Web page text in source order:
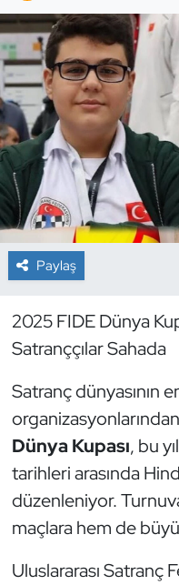
Paylaş
2025 FIDE Dünya
Satranççılar Sahada
Satranç dünyasının
Dünya Kupası, bu
tarihleri arasında
düzenleniyor.
maçlara hem de
Uluslararası Satranç
Buz Hokeyi
Buz Pateni
Çim Hokeyi
Cimnastik
Curling
Dağcılık
Dans Sporları
E-Spor
Eskrim
Futbol
Futsal